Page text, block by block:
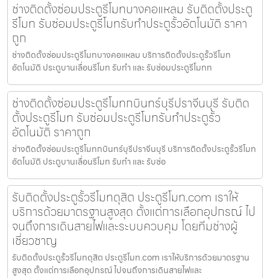
ช่างติดตั้งซ่อมประตูรีโมทบางคอแหลม รับติดตั้งประตู
รีโมท รับซ่อมประตูรีโมทรับทำประตูรั้วอัตโนมัติ ราคา
ถูก
ช่างติดตั้งซ่อมประตูรีโมทบางคอแหลม บริการติดตั้งประตูรั้วรีโมท
อัตโนมัติ ประตูบานเลื่อนรีโมท รับทำ และ รับซ่อมประตูรีโมทท
ช่างติดตั้งซ่อมประตูรีโมทกบินทร์บุรีปราจีนบุรี รับติด
ตั้งประตูรีโมท รับซ่อมประตูรีโมทรับทำประตูรั้ว
อัตโนมัติ ราคาถูก
ช่างติดตั้งซ่อมประตูรีโมทกบินทร์บุรีปราจีนบุรี บริการติดตั้งประตูรั้วรีโมท
อัตโนมัติ ประตูบานเลื่อนรีโมท รับทำ และ รับซ่อ
รับติดตั้งประตูรั้วรีโมทดุสิต ประตูรีโมท.com เราให้
บริการด้วยมาตรฐานสูงสุด ตั้งแต่การเลือกอุปกรณ์ ไป
จนถึงการเดินสายไฟและระบบควบคุม โดยทีมช่างผู้
เชี่ยวชาญ
รับติดตั้งประตูรั้วรีโมทดุสิต ประตูรีโมท.com เราให้บริการด้วยมาตรฐาน
สูงสุด ตั้งแต่การเลือกอุปกรณ์ ไปจนถึงการเดินสายไฟและ